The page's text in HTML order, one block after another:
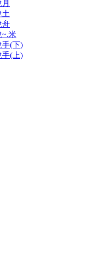
土
舟
~.米
手(下)
手(上)